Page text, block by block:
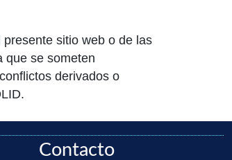
sitio web o de las
que se someten
derivados o
Contacto